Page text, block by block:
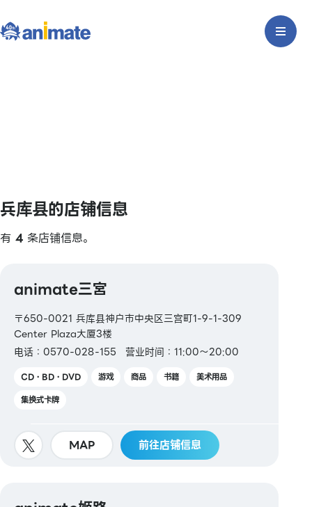
兵库县的店铺信息
有 4 条店铺信息。
animate三宮
〒650-0021 兵库县神户市中央区三宫町1-9-1-309
Center Plaza大厦3楼
电话：0570-028-155
营业时间：11:00～20:00
CD・BD・DVD 游戏 商品 书籍
美术用品
集换式卡牌
MAP 前往店铺信息